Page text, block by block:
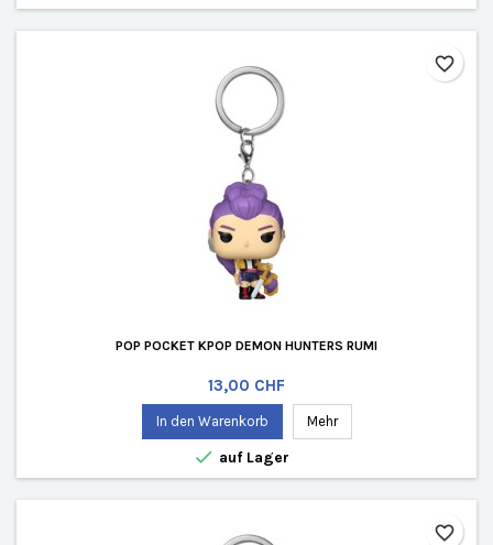
POP POCKET KPOP DEMON HUNTERS RUMI
Preis
13,00 CHF
In den Warenkorb Mehr
 auf Lager
favorite_border
favorite_border